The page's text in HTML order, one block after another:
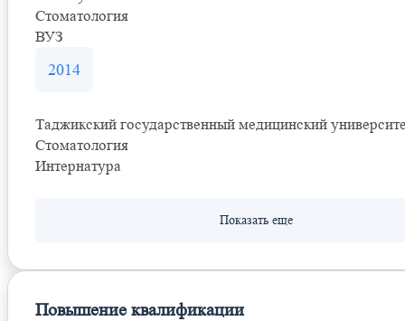
Стоматология
ВУЗ
2014
Таджикский государственный медицинский
Стоматология
Интернатура
Повышение квалификации